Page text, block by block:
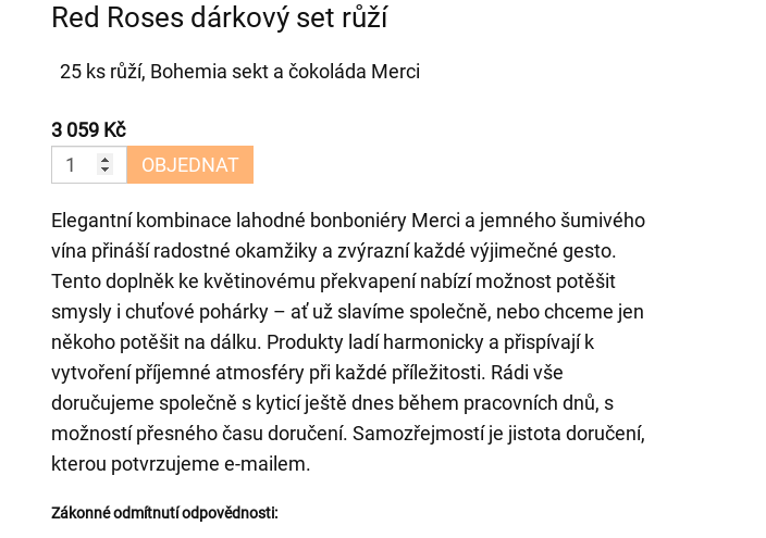
Red Roses dárkový set růží
25 ks růží, Bohemia sekt a čokoláda Merci
3 059 Kč
OBJEDNAT
Elegantní kombinace lahodné bonboniéry Merci a jemného šumivého
vína přináší radostné okamžiky a zvýrazní každé výjimečné gesto.
Tento doplněk ke květinovému překvapení nabízí možnost potěšit
smysly i chuťové pohárky – ať už slavíme společně, nebo chceme jen
někoho potěšit na dálku. Produkty ladí harmonicky a přispívají k
vytvoření příjemné atmosféry při každé příležitosti. Rádi vše
doručujeme společně s kyticí ještě dnes během pracovních dnů, s
možností přesného času doručení. Samozřejmostí je jistota doručení,
kterou potvrzujeme e-mailem.
Zákonné odmítnutí odpovědnosti: